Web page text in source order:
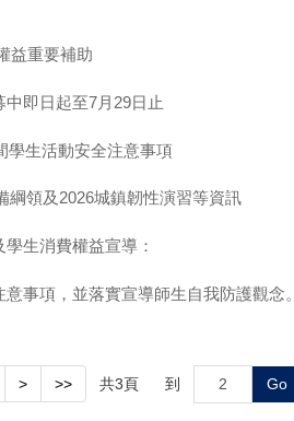
益重要補助
即日起至7月29日止
學生活動安全注意事項
綱領及2026城鎮韌性演習等資訊
生消費權益宣導：
事項，並落實宣導師生自我防護觀念。
> >> 共3頁 到 Go